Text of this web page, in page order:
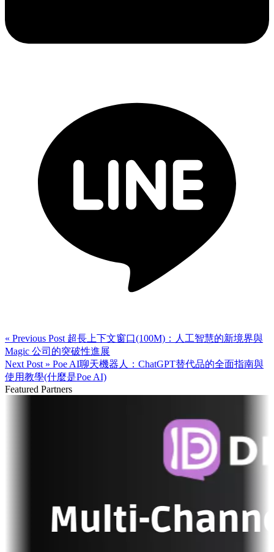
« Previous Post 超長上下文窗口(100M)：人工智慧的新境界與
Magic 公司的突破性進展
Next Post » Poe AI聊天機器人：ChatGPT替代品的全面指南與
使用教學(什麼是Poe AI)
Featured Partners